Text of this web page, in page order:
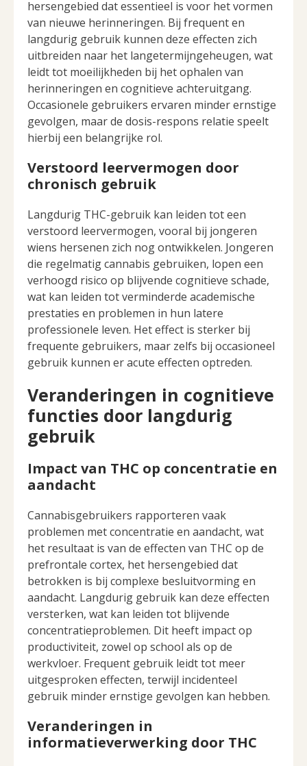
hersengebied dat essentieel is voor het vormen
van nieuwe herinneringen. Bij frequent en
langdurig gebruik kunnen deze effecten zich
uitbreiden naar het langetermijngeheugen, wat
leidt tot moeilijkheden bij het ophalen van
herinneringen en cognitieve achteruitgang.
Occasionele gebruikers ervaren minder ernstige
gevolgen, maar de dosis-respons relatie speelt
hierbij een belangrijke rol.
Verstoord leervermogen door
chronisch gebruik
Langdurig THC-gebruik kan leiden tot een
verstoord leervermogen, vooral bij jongeren
wiens hersenen zich nog ontwikkelen. Jongeren
die regelmatig cannabis gebruiken, lopen een
verhoogd risico op blijvende cognitieve schade,
wat kan leiden tot verminderde academische
prestaties en problemen in hun latere
professionele leven. Het effect is sterker bij
frequente gebruikers, maar zelfs bij occasioneel
gebruik kunnen er acute effecten optreden.
Veranderingen in cognitieve
functies door langdurig
gebruik
Impact van THC op concentratie en
aandacht
Cannabisgebruikers rapporteren vaak
problemen met concentratie en aandacht, wat
het resultaat is van de effecten van THC op de
prefrontale cortex, het hersengebied dat
betrokken is bij complexe besluitvorming en
aandacht. Langdurig gebruik kan deze effecten
versterken, wat kan leiden tot blijvende
concentratieproblemen. Dit heeft impact op
productiviteit, zowel op school als op de
werkvloer. Frequent gebruik leidt tot meer
uitgesproken effecten, terwijl incidenteel
gebruik minder ernstige gevolgen kan hebben.
Veranderingen in
informatieverwerking door THC